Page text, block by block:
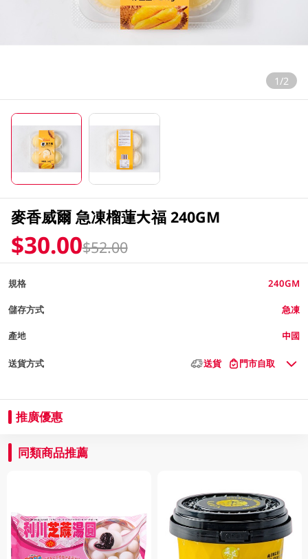
1/2
麥香威爾 急凍榴蓮大福 240GM
$30.00$52.00
規格 240GM
儲存方式 急凍
產地 中國
送貨方式 送貨 門市自取
推廣優惠
同類商品推薦